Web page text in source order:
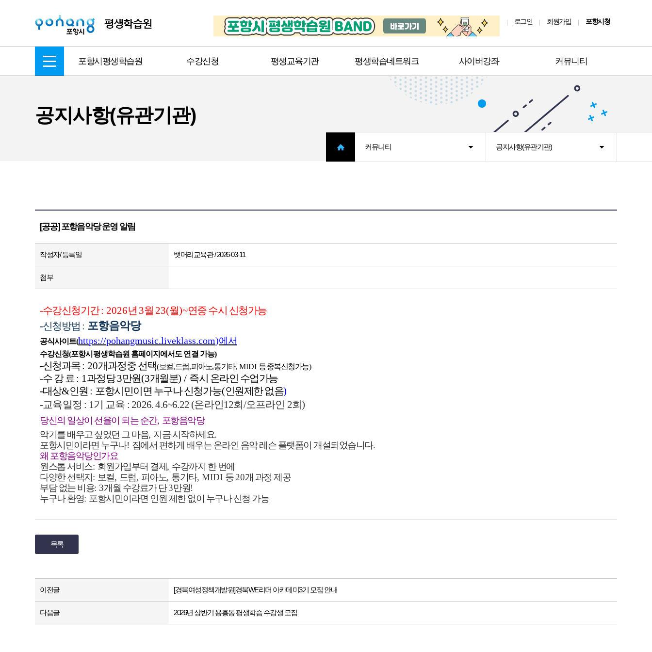
로그인 회원가입 포항시청
포항시평생학습원 수강신청 평생교육기관 평생학습네트워크 사이버강좌 커뮤니티
공지사항(유관기관)
커뮤니티 공지사항(유관기관)
[공공] 포항음악당 운영 알림
작성자/ 등록일 뱃머리교육관 / 2026-03-11
첨부
-수강신청기간: 2026년 3월 23(월)~연중 수시 신청가능
-신청방법 : 포항음악당
공식사이트(https://pohangmusic.liveklass.com)에서
수강신청(포항시평생학습원 홈페이지에서도 연결 가능)
-신청과목: 20개과정중 선택(보컬,드럼,피아노,통기타, MIDI 등 중복신청가능)
-수 강 료: 1과정당3만원(3개월분) / 즉시 온라인 수업가능
-대상&인원 : 포항시민이면 누구나 신청가능(인원제한 없음)
-교육일정 : 1기 교육 : 2026. 4.6~6.22 (온라인12회/오프라인 2회)
당신의 일상이 선율이 되는 순간, 포항음악당
악기를 배우고 싶었던 그 마음, 지금 시작하세요.
포항시민이라면 누구나! 집에서 편하게 배우는 온라인 음악 레슨 플랫폼이 개설되었습니다.
왜 포항음악당인가요
원스톱 서비스: 회원가입부터 결제 , 수강까지 한 번에
다양한 선택지 : 보컬, 드럼, 피아노, 통기타, MIDI 등20개 과정 제공
부담 없는 비용: 3개월 수강료가 단3만원!
누구나 환영: 포항시민이라면 인원 제한 없이 누구나 신청 가능
목록
이전글 [경북여성정책개발원]경북WE리더 아카데미3기 모집 안내
다음글 2026년 상반기 용흥동 평생학습 수강생 모집